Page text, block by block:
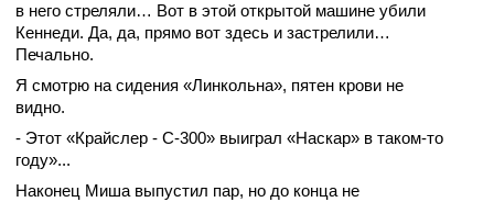
в него стреляли… Вот в этой открытой машине убили
Кеннеди. Да, да, прямо вот здесь и застрелили…
Печально.
Я смотрю на сидения «Линкольна», пятен крови не
видно.
- Этот «Крайслер - С-300» выиграл «Наскар» в таком-то
году»...
Наконец Миша выпустил пар, но до конца не